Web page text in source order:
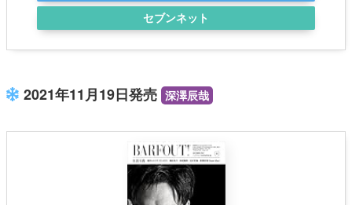
セブンネット
2021年11月19日発売 深澤辰哉